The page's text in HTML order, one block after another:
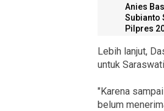
Anies
Subianto
Pilpres
Lebih lanjut,
untuk
"Karena
belum